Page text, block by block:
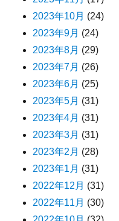
2023年10月 (24)
2023年9月 (24)
2023年8月 (29)
2023年7月 (26)
2023年6月 (25)
2023年5月 (31)
2023年4月 (31)
2023年3月 (31)
2023年2月 (28)
2023年1月 (31)
2022年12月 (31)
2022年11月 (30)